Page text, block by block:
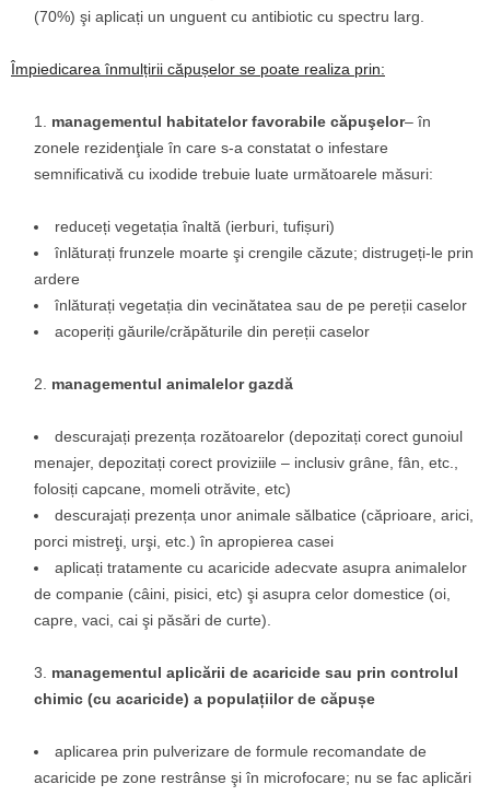
(70%) şi aplicați un unguent cu antibiotic cu spectru larg.
Împiedicarea înmulțirii căpușelor se poate realiza prin:
managementul habitatelor favorabile căpuşelor– în
zonele rezidenţiale în care s-a constatat o infestare
semnificativă cu ixodide trebuie luate următoarele măsuri:
reduceți vegetația înaltă (ierburi, tufișuri)
înlăturați frunzele moarte şi crengile căzute; distrugeți-le prin
ardere
înlăturați vegetația din vecinătatea sau de pe pereții caselor
acoperiți găurile/crăpăturile din pereții caselor
managementul animalelor gazdă
descurajați prezența rozătoarelor (depozitați corect gunoiul
menajer, depozitați corect proviziile – inclusiv grâne, fân, etc.,
folosiți capcane, momeli otrăvite, etc)
descurajați prezența unor animale sălbatice (căprioare, arici,
porci mistreţi, urşi, etc.) în apropierea casei
aplicați tratamente cu acaricide adecvate asupra animalelor
de companie (câini, pisici, etc) şi asupra celor domestice (oi,
capre, vaci, cai şi păsări de curte).
managementul aplicării de acaricide sau prin controlul
chimic (cu acaricide) a populațiilor de căpușe
aplicarea prin pulverizare de formule recomandate de
acaricide pe zone restrânse şi în microfocare; nu se fac aplicări